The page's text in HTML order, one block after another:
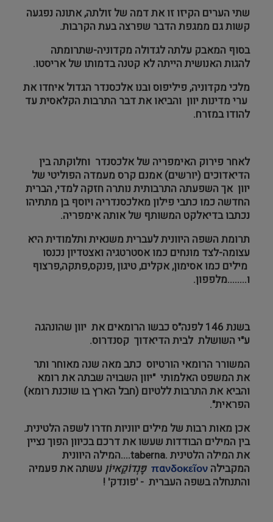
שתי הערים הקיזו זו את דמה של זולתה, אתונה נפגעה
קשות גם ממגפת הדבר שפרצה בעת הקרבות.
בסוף המאבק עלתה לגדולה מקדוניה-שתרומתה
להגות האנושית הייתה לא קטנה בדמותו של אריסטו.
מלכי מקדוניה, פיליפוס ובנו אלכסנדר הגדול איחדו את
ערי מדינות יוון והביאו את דבר התרבות הקלאסית עד
להודו במזרח.
לאחר פירוק האימפריה של אלכסנדר וחלוקתה בין
הדיאדוכים (יורשים) אמנם קרס מעמדה הפוליטי של
יוון אך השפעתה התרבותית נותרה חזקה למדי, הברית
החדשה כמו כתבי פילון מאלכסנדריה ויוסף בן מתתיהו
נכתבו בדיאלקט המשותף של אותה אימפריה.
תרומת השפה היוונית לעברית משנאית ותלמודית היא
עצומה-לצד מונחים כמו אסטרטגיה ואצטדיון נכנסו
מילים כמו אסימון, אקלים, טיגון ,פנקס,פתקה,פרצוף
ו........מלפפון.
בשנת 146 לפנה"ס כבשו הרומאים את יוון שהונהגה
ע"י השושלת לבית הדיאדוך קסנדרוס.
המשורר הרומאי הורטיוס כתב מאה שנה מאוחר ותר
את המשפט האלמותי "יוון השבויה שבתה את רומא
והביא את התרבות ללטיום (חבל הארץ בו שוכנת רומא)
הפראית".
אכן מאות רבות של מילים יווניות חדרו לשפה הלטינית.
בין המילים הבודדות שעשו את דרכם בכיוון הפוך נציין
את המילה הלטינית .
taberna....המילה היוונית
המקבילה πανδοκεῖον פָּנְדוֹקֵאיוֹן עשתה את פעמיה
והתנחלה בשפה העברית - 'פונדק' !